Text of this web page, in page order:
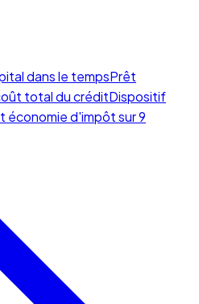
dans le tempsPrêt
total du créditDispositif
économie d'impôt sur 9